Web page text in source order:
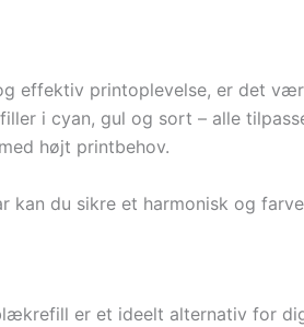
effektiv printoplevelse, er det
i cyan, gul og sort – alle
højt printbehov.
kan du sikre et harmonisk og
er et ideelt alternativ for